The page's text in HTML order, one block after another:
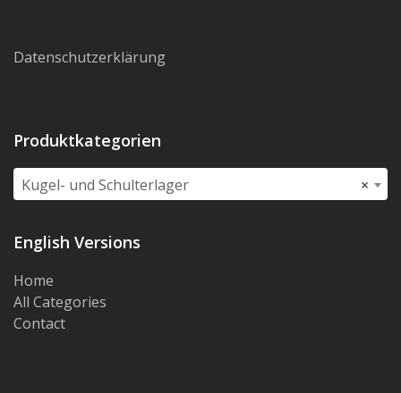
Datenschutzerklärung
Produktkategorien
×
Kugel- und Schulterlager
English Versions
Home
All Categories
Contact